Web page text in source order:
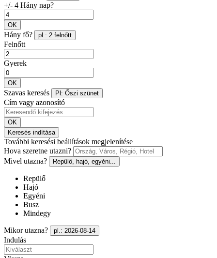
+/- 4 Hány nap?
OK
Hány fő? pl.: 2 felnőtt
Felnőtt
Gyerek
OK
Szavas keresés Pl: Őszi szünet
Cím vagy azonosító
OK
Keresés indítása
További keresési beállítások megjelenítése
Hova szeretne utazni?
Mivel utazna?
Repülő, hajó, egyéni...
Repülő
Hajó
Egyéni
Busz
Mindegy
Mikor utazna? pl.: 2026-08-14
Indulás